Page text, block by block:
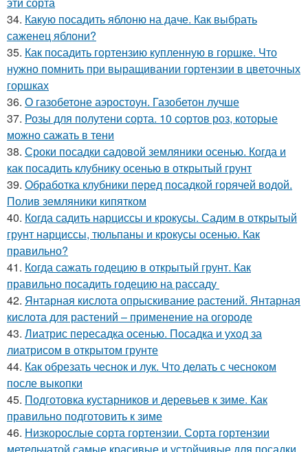
34. Какую посадить яблоню на даче. Как выбрать
саженец яблони?
35. Как посадить гортензию купленную в горшке. Что
нужно помнить при выращивании гортензии в цветочных
горшках
36. О газобетоне аэростоун. Газобетон лучше
37. Розы для полутени сорта. 10 сортов роз, которые
можно сажать в тени
38. Сроки посадки садовой земляники осенью. Когда и
как посадить клубнику осенью в открытый грунт
39. Обработка клубники перед посадкой горячей водой.
Полив земляники кипятком
40. Когда садить нарциссы и крокусы. Садим в открытый
грунт нарциссы, тюльпаны и крокусы осенью. Как
правильно?
41. Когда сажать годецию в открытый грунт. Как
правильно посадить годецию на рассаду
42. Янтарная кислота опрыскивание растений. Янтарная
кислота для растений – применение на огороде
43. Лиатрис пересадка осенью. Посадка и уход за
лиатрисом в открытом грунте
44. Как обрезать чеснок и лук. Что делать с чесноком
после выкопки
45. Подготовка кустарников и деревьев к зиме. Как
правильно подготовить к зиме
46. Низкорослые сорта гортензии. Сорта гортензии